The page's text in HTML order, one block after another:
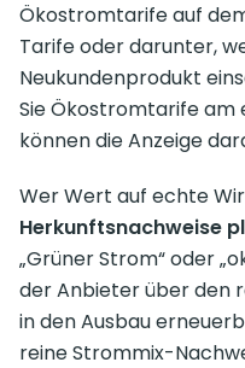
Ökostromtarife auf
Tarife oder darunter,
Neukundenprodukt
Sie Ökostromtarife am
können die Anzeige
Wer Wert auf echte
Herkunftsnachweise
„Grüner Strom“ oder
der Anbieter über den
in den Ausbau
reine Strommix-